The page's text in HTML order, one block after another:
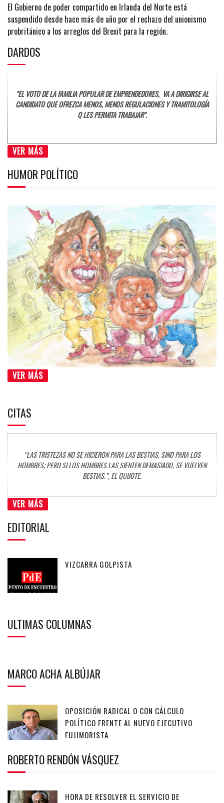
El Gobierno de poder compartido en Irlanda del Norte está
suspendido desde hace más de año por el rechazo del unionismo
probritánico a los arreglos del Brexit para la región.
DARDOS
"EL VOTO DE LA FAMILIA POPULAR DE EMPRENDEDORES, VA A DIRIGIRSE AL
CANDIDATO QUE OFREZCA MENOS, MENOS REGULACIONES Y TRAMITOLOGÍA
Q LES PERMITA TRABAJAR".
VER MÁS
HUMOR POLÍTICO
VER MÁS
CITAS
“LAS TRISTEZAS NO SE HICIERON PARA LAS BESTIAS, SINO PARA LOS
HOMBRES; PERO SI LOS HOMBRES LAS SIENTEN DEMASIADO, SE VUELVEN
BESTIAS.”, EL QUIJOTE.
VER MÁS
EDITORIAL
VIZCARRA GOLPISTA
ULTIMAS COLUMNAS
MARCO ACHA ALBÚJAR
OPOSICIÓN RADICAL O CON CÁLCULO
POLÍTICO FRENTE AL NUEVO EJECUTIVO
FUJIMORISTA
ROBERTO RENDÓN VÁSQUEZ
HORA DE RESOLVER EL SERVICIO DE